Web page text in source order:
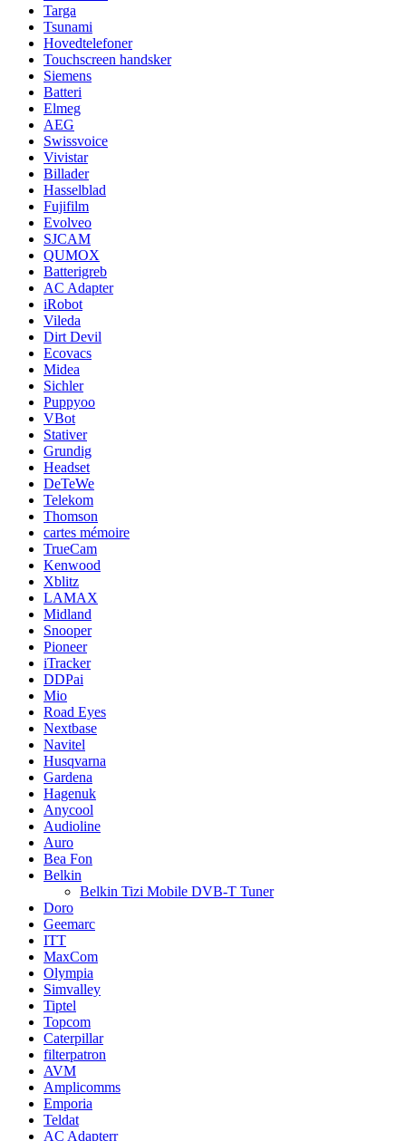
Targa
Tsunami
Hovedtelefoner
Touchscreen handsker
Siemens
Batteri
Elmeg
AEG
Swissvoice
Vivistar
Billader
Hasselblad
Fujifilm
Evolveo
SJCAM
QUMOX
Batterigreb
AC Adapter
iRobot
Vileda
Dirt Devil
Ecovacs
Midea
Sichler
Puppyoo
VBot
Stativer
Grundig
Headset
DeTeWe
Telekom
Thomson
cartes mémoire
TrueCam
Kenwood
Xblitz
LAMAX
Midland
Snooper
Pioneer
iTracker
DDPai
Mio
Road Eyes
Nextbase
Navitel
Husqvarna
Gardena
Hagenuk
Anycool
Audioline
Auro
Bea Fon
Belkin
Belkin Tizi Mobile DVB-T Tuner
Doro
Geemarc
ITT
MaxCom
Olympia
Simvalley
Tiptel
Topcom
Caterpillar
filterpatron
AVM
Amplicomms
Emporia
Teldat
AC Adapterr